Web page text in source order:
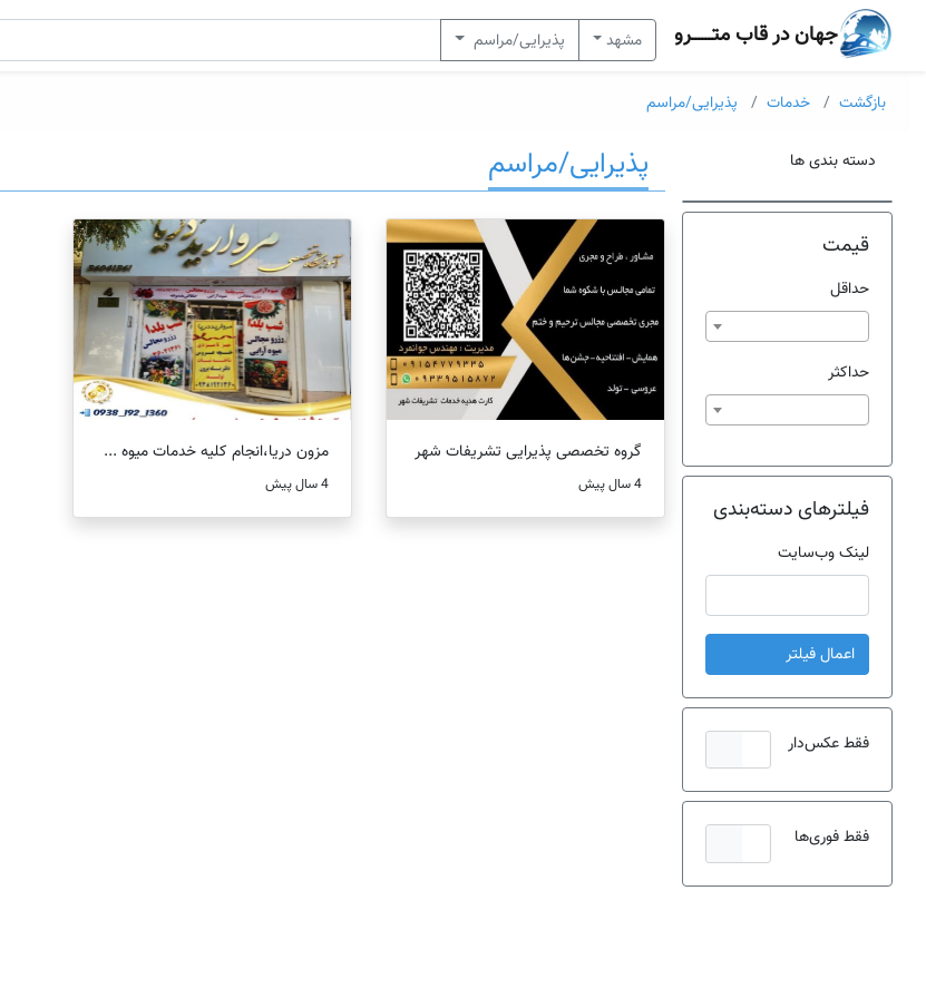
جهان در قاب متــــــرو مشهد پذیرایی/مراسم
بازگشت خدمات پذیرایی/مراسم
دسته بندی ها
قیمت
حداقل
حداکثر
فیلترهای دسته‌بندی
لینک وب‌سایت
اعمال فیلتر
فقط عکس‌دار
فقط فوری‌ها
پذیرایی/مراسم
گروه تخصصی پذیرایی تشریفات شهر
4 سال پیش
مزون دریا،انجام کلیه خدمات میوه ...
4 سال پیش